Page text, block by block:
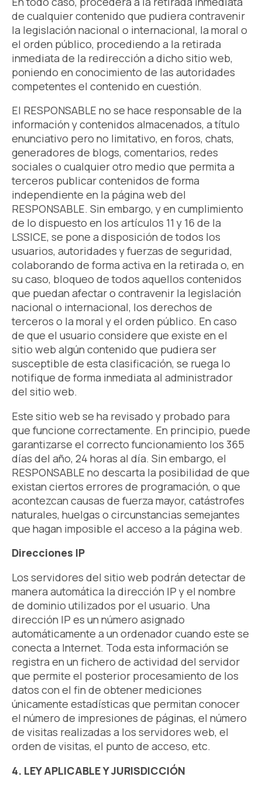
de cualquier contenido que pudiera contravenir
la legislación nacional o internacional, la moral o
el orden público, procediendo a la retirada
inmediata de la redirección a dicho sitio web,
poniendo en conocimiento de las autoridades
competentes el contenido en cuestión.
El RESPONSABLE no se hace responsable de la
información y contenidos almacenados, a título
enunciativo pero no limitativo, en foros, chats,
generadores de blogs, comentarios, redes
sociales o cualquier otro medio que permita a
terceros publicar contenidos de forma
independiente en la página web del
RESPONSABLE. Sin embargo, y en cumplimiento
de lo dispuesto en los artículos 11 y 16 de la
LSSICE, se pone a disposición de todos los
usuarios, autoridades y fuerzas de seguridad,
colaborando de forma activa en la retirada o, en
su caso, bloqueo de todos aquellos contenidos
que puedan afectar o contravenir la legislación
nacional o internacional, los derechos de
terceros o la moral y el orden público. En caso
de que el usuario considere que existe en el
sitio web algún contenido que pudiera ser
susceptible de esta clasificación, se ruega lo
notifique de forma inmediata al administrador
del sitio web.
Este sitio web se ha revisado y probado para
que funcione correctamente. En principio, puede
garantizarse el correcto funcionamiento los 365
días del año, 24 horas al día. Sin embargo, el
RESPONSABLE no descarta la posibilidad de que
existan ciertos errores de programación, o que
acontezcan causas de fuerza mayor, catástrofes
naturales, huelgas o circunstancias semejantes
que hagan imposible el acceso a la página web.
Direcciones IP
Los servidores del sitio web podrán detectar de
manera automática la dirección IP y el nombre
de dominio utilizados por el usuario. Una
dirección IP es un número asignado
automáticamente a un ordenador cuando este se
conecta a Internet. Toda esta información se
registra en un fichero de actividad del servidor
que permite el posterior procesamiento de los
datos con el fin de obtener mediciones
únicamente estadísticas que permitan conocer
el número de impresiones de páginas, el número
de visitas realizadas a los servidores web, el
orden de visitas, el punto de acceso, etc.
4. LEY APLICABLE Y JURISDICCIÓN